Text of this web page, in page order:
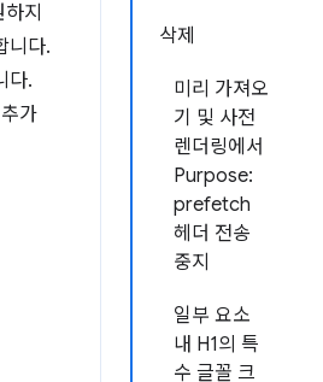
삭제
미리 가져오
기 및 사전
렌더링에서
Purpose:
prefetch
헤더 전송
중지
일부 요소
내 H1의 특
수 글꼴 크
지
니다.
다.
가